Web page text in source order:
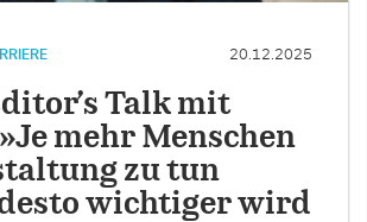
20.12.2025
Talk mit
mehr Menschen
zu tun
wichtiger wird